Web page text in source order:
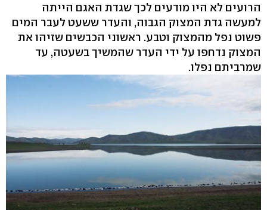
הרועים לא היו מודעים לכך שגדת האגם הייתה
למעשה גדת המצוק הגבוה, והעדר ששעט לעבר המים
פשוט נפל מהמצוק וטבע. ראשוני הכבשים שזיהו את
המצוק נדחפו על ידי העדר שהמשיך בשעטה, עד
שמרביתם נפלו.